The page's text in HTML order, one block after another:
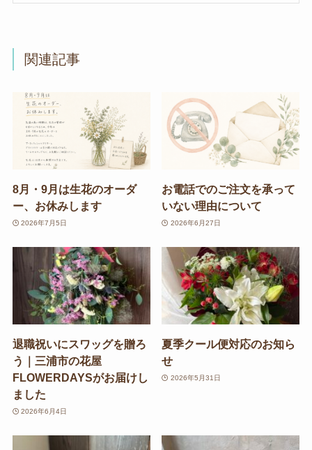
関連記事
8月・9月は生花のオーダ
ー、お休みします
2026年7月5日
お電話でのご注文を承って
いない理由について
2026年6月27日
退職祝いにスワッグを贈ろ
う｜三浦市の花屋
FLOWERDAYSがお届けし
ました
2026年6月4日
夏季クール便対応のお知ら
せ
2026年5月31日